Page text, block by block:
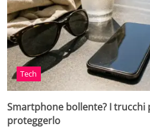
Tech
Smartphone bollente? I
proteggerlo